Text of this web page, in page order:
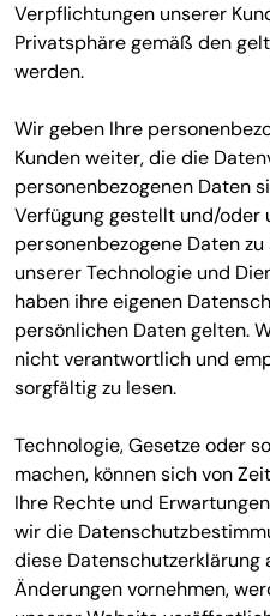
Verpflichtungen unserer
Privatsphäre gemäß den
werden.
Wir geben Ihre
Kunden weiter, die die
personenbezogenen Daten
Verfügung gestellt und/oder
personenbezogene Daten
unserer Technologie und
haben ihre eigenen
persönlichen Daten gelten.
nicht verantwortlich und
sorgfältig zu lesen.
Technologie, Gesetze oder
machen, können sich von
Ihre Rechte und
wir die
diese Datenschutzerklärung
Änderungen vornehmen,